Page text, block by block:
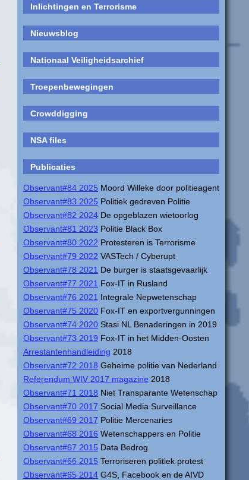
Inlichtingen en Terrorisme
Nieuwsblog
Nationaal Veiligheidsarchief
Troepenbewegingen
Crowddigging
NSA files
Publicaties
Observant#84 2025 Moord Willeke door politieagent
Observant#83 2025 Politiek gedreven Politie
Observant#82 2024 De opgeblazen wietoorlog
Observant#81 2023 Politie Black Box
Observant#80 2022 Protesteren is Terrorisme
Observant#79 2022 VASTech / Cyberupt
Observant#78 2021 De burger is staatsgevaarlijk
Observant#77 2021 Fox-IT in Rusland
Observant#76 2021 Integrale Nepwetenschap
Observant#75 2020 Fox-IT en exportvergunningen
Observant#74 2020 Stasi NL Benaderingen in 2019
Observant#73 2019 Fox-IT in het Midden-Oosten
Arrestantenhandleiding 2018
Observant#72 2018 Geheime politie van Nederland
Referendum WIV 2017 magazine 2018
Observant#71 2018 Niet Transparante Wetenschap
Observant#70 2017 Social Media Surveillance
Observant#69 2017 Politie Mercenaries
Observant#68 2016 Wetenschappers en Politie
Observant#67 2015 Data Bedrog
Observant#66 2015 Terroriseren politiek protest
Observant#65 2014 G4S, Facebook en de AIVD